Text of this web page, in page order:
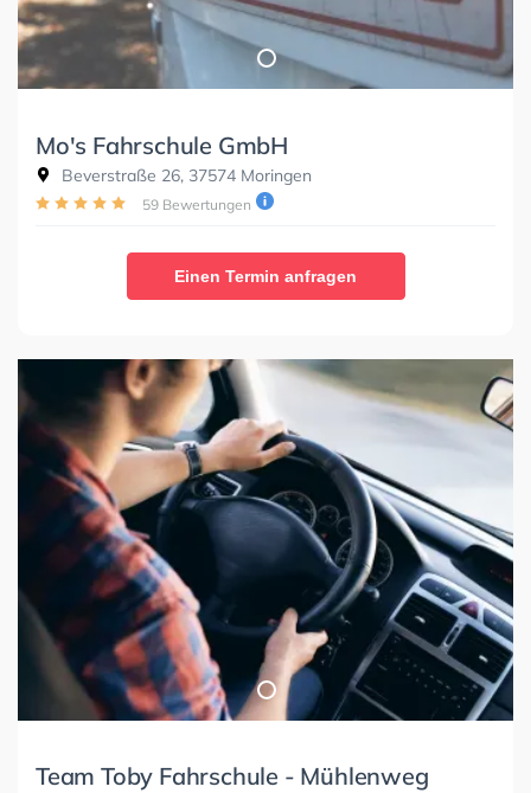
Mo's Fahrschule GmbH
Beverstraße 26, 37574 Moringen
59 Bewertungen
Einen Termin anfragen
Team Toby Fahrschule - Mühlenweg